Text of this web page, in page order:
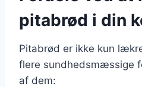
pitabrød i din
Pitabrød er ikke kun
flere sundhedsmæssige
af dem: